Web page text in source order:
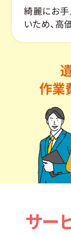
綺麗にお手
いため、高
作業
サー